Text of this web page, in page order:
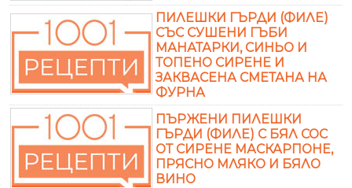
ПИЛЕШКИ ГЪРДИ (ФИЛЕ)
СЪС СУШЕНИ ГЪБИ
МАНАТАРКИ, СИНЬО И
ТОПЕНО СИРЕНЕ И
ЗАКВАСЕНА СМЕТАНА НА
ФУРНА
ПЪРЖЕНИ ПИЛЕШКИ
ГЪРДИ (ФИЛЕ) С БЯЛ СОС
ОТ СИРЕНЕ МАСКАРПОНЕ,
ПРЯСНО МЛЯКО И БЯЛО
ВИНО